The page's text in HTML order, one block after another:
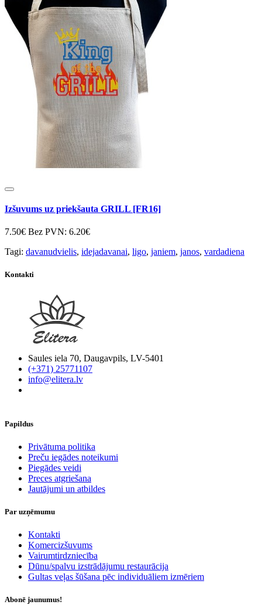
Izšuvums uz priekšauta GRILL [FR16]
7.50€ Bez PVN: 6.20€
Tagi: davanudvielis, idejadavanai, ligo, janiem, janos, vardadiena
Kontakti
Saules iela 70, Daugavpils, LV-5401
(+371) 25771107
info@elitera.lv
Papildus
​Privātuma politika
Preču iegādes noteikumi
Piegādes veidi
Preces atgriešana
Jautājumi un atbildes
Par uzņēmumu
Kontakti
Komercizšuvums
Vairumtirdzniecība
Dūnu/spalvu izstrādājumu restaurācija
Gultas veļas šūšana pēc individuāliem izmēriem
Abonē jaunumus!